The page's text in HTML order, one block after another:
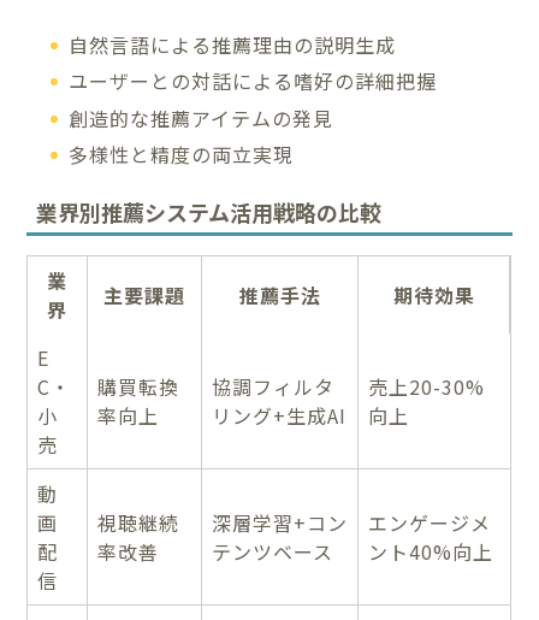
自然言語による推薦理由の説明生成
ユーザーとの対話による嗜好の詳細把握
創造的な推薦アイテムの発見
多様性と精度の両立実現
業界別推薦システム活用戦略の比較
業
界
主要課題 推薦手法 期待効果
E
C・
小
売
購買転換
率向上
協調フィルタ
リング+生成AI
売上20-30%
向上
動
画
配
信
視聴継続
率改善
深層学習+コン
テンツベース
エンゲージメ
ント40%向上